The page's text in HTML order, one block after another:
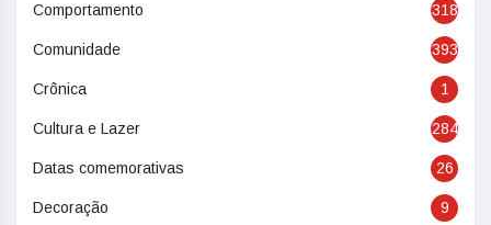
Comportamento 318
Comunidade 393
Crônica 1
Cultura e Lazer 284
Datas comemorativas 26
Decoração 9